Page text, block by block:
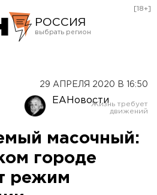
РОССИЯ
Оренбург
[18+]
29 АПРЕЛЯ 2020 В 16:50
ЕАНовости
масочный:
городе
режим